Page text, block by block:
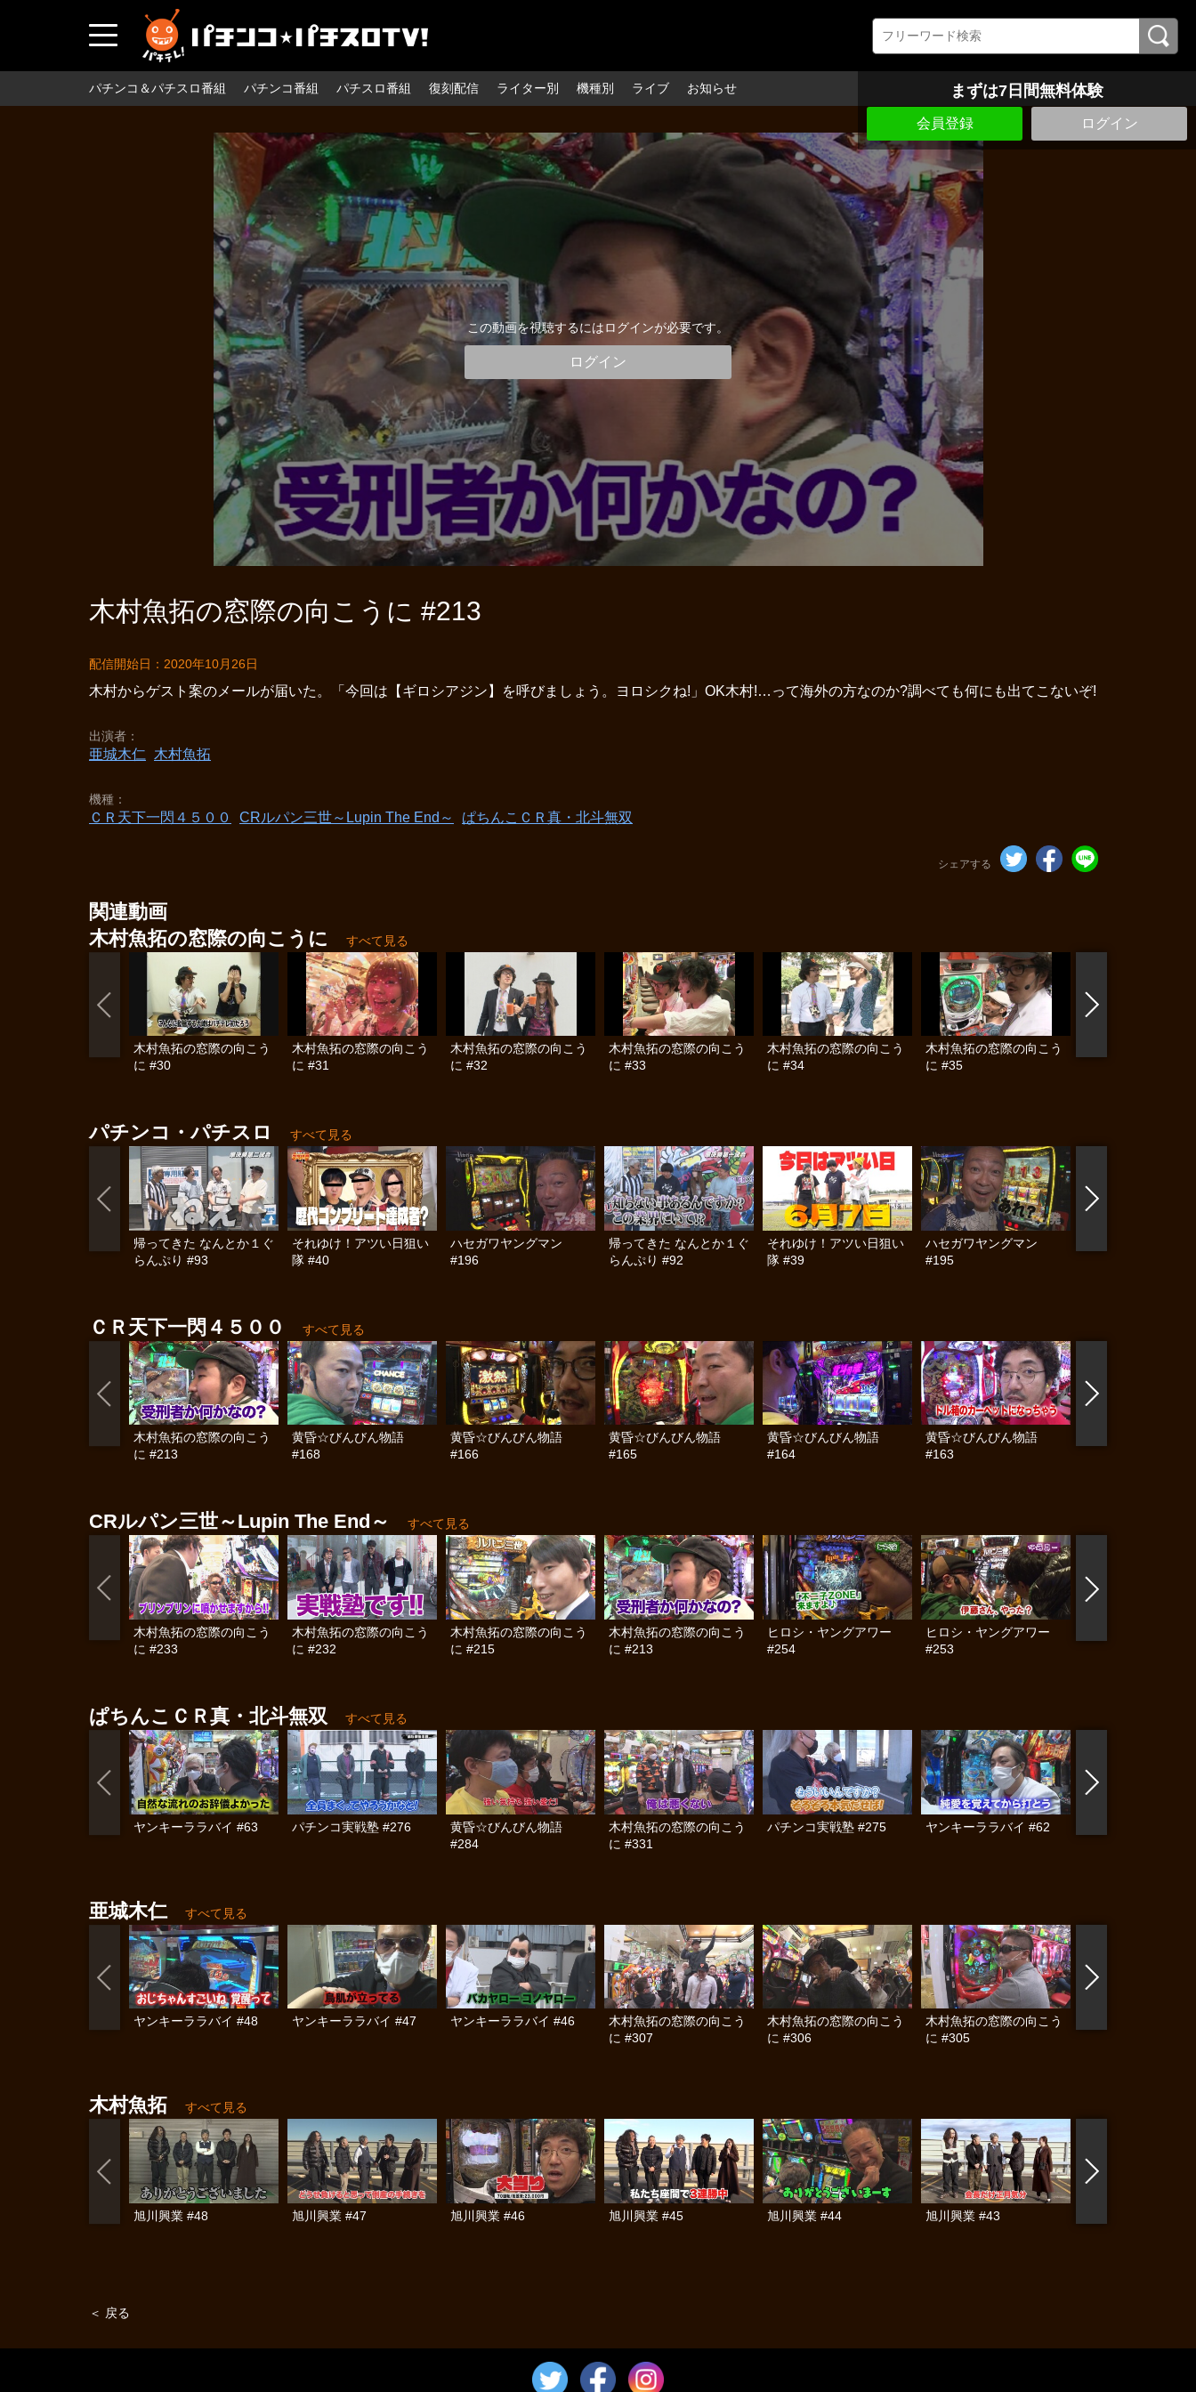
パチンコ＆パチスロ番組 パチンコ番組 パチスロ番組 復刻配信 ライター別 機種別 ライブ お知らせ まずは7日間無料体験
会員登録 ログイン
この動画を視聴するにはログインが必要です。
ログイン
木村魚拓の窓際の向こうに #213
配信開始日：2020年10月26日
木村からゲスト案のメールが届いた。「今回は【ギロシアジン】を呼びましょう。ヨロシクね!」OK木村!…って海外の方なのか?調べても何にも出てこないぞ!
出演者
亜城木仁 木村魚拓
機種
ＣＲ天下一閃４５００ CRルパン三世～Lupin The End～ ぱちんこＣＲ真・北斗無双
シェアする
関連動画
木村魚拓の窓際の向こうに
すべて見る
木村魚拓の窓際の向こう
に #30
木村魚拓の窓際の向こう
に #31
木村魚拓の窓際の向こう
に #32
木村魚拓の窓際の向こう
に #33
木村魚拓の窓際の向こう
に #34
木村魚拓の窓際の向こう
に #35
パチンコ・パチスロ すべて見る
帰ってきた なんとか１ぐ
らんぷり #93
それゆけ！アツい日狙い
隊 #40
ハセガワヤングマン
#196
帰ってきた なんとか１ぐ
らんぷり #92
それゆけ！アツい日狙い
隊 #39
ハセガワヤングマン
#195
ＣＲ天下一閃４５００ すべて見る
木村魚拓の窓際の向こう
に #213
黄昏☆びんびん物語
#168
黄昏☆びんびん物語
#166
黄昏☆びんびん物語
#165
黄昏☆びんびん物語
#164
黄昏☆びんびん物語
#163
CRルパン三世～Lupin The End～ すべて見る
木村魚拓の窓際の向こう
に #233
木村魚拓の窓際の向こう
に #232
木村魚拓の窓際の向こう
に #215
木村魚拓の窓際の向こう
に #213
ヒロシ・ヤングアワー
#254
ヒロシ・ヤングアワー
#253
ぱちんこＣＲ真・北斗無双 すべて見る
ヤンキーララバイ #63 パチンコ実戦塾 #276
黄昏☆びんびん物語
#284
木村魚拓の窓際の向こう
に #331
パチンコ実戦塾 #275 ヤンキーララバイ #62
亜城木仁 すべて見る
ヤンキーララバイ #48 ヤンキーララバイ #47 ヤンキーララバイ #46
木村魚拓の窓際の向こう
に #307
木村魚拓の窓際の向こう
に #306
木村魚拓の窓際の向こう
に #305
木村魚拓 すべて見る
旭川興業 #48 旭川興業 #47 旭川興業 #46 旭川興業 #45 旭川興業 #44 旭川興業 #43
＜ 戻る